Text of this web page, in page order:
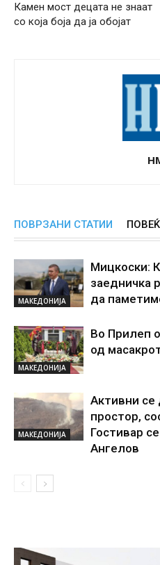
Камен мост децата не знаат
со која боја да ја обојат
ПОВРЗАНИ СТАТИИ
МАКЕДОНИЈА
Мицкоски:
заедничка
да
МАКЕДОНИЈА
Во Прилеп
од
МАКЕДОНИЈА
Активни се
простор,
Гостивар
Ангелов